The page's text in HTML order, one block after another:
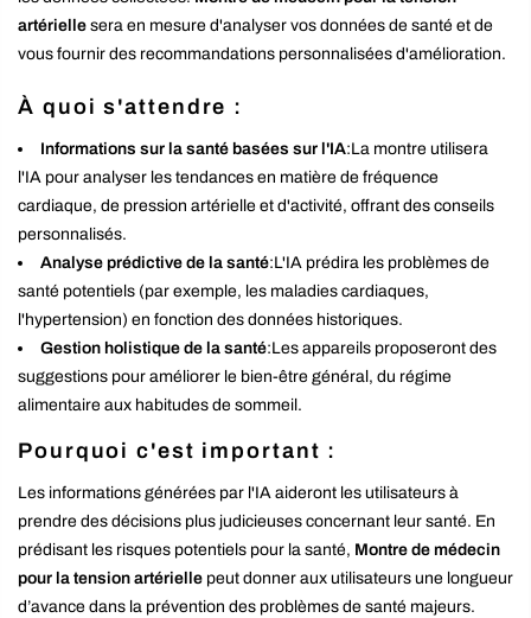
artérielle sera en mesure d'analyser vos données de santé et de
vous fournir des recommandations personnalisées d'amélioration.
À quoi s'attendre :
Informations sur la santé basées sur l'IA:La montre utilisera
l'IA pour analyser les tendances en matière de fréquence
cardiaque, de pression artérielle et d'activité, offrant des conseils
personnalisés.
Analyse prédictive de la santé:L'IA prédira les problèmes de
santé potentiels (par exemple, les maladies cardiaques,
l'hypertension) en fonction des données historiques.
Gestion holistique de la santé:Les appareils proposeront des
suggestions pour améliorer le bien-être général, du régime
alimentaire aux habitudes de sommeil.
Pourquoi c'est important :
Les informations générées par l'IA aideront les utilisateurs à
prendre des décisions plus judicieuses concernant leur santé. En
prédisant les risques potentiels pour la santé, Montre de médecin
pour la tension artérielle peut donner aux utilisateurs une longueur
d’avance dans la prévention des problèmes de santé majeurs.